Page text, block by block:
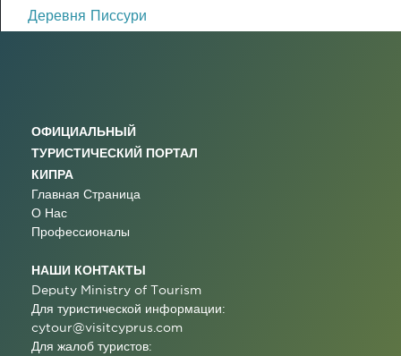
Деревня Писсури
ОФИЦИАЛЬНЫЙ
ТУРИСТИЧЕСКИЙ ПОРТАЛ
КИПРА
Главная Страница
О Нас
Профессионалы
НАШИ КОНТАКТЫ
Deputy Ministry of Tourism
Для туристической информации:
cytour@visitcyprus.com
Для жалоб туристов: